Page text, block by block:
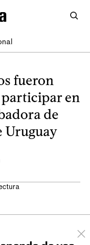
fueron
participar en
de
Uruguay